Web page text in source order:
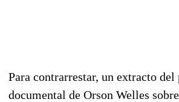
Para contrarrestar, un extracto
documental de Orson Welles